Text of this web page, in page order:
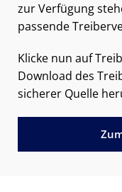
zur Verfügung
passende
Klicke nun auf
Download des
sicherer Quelle